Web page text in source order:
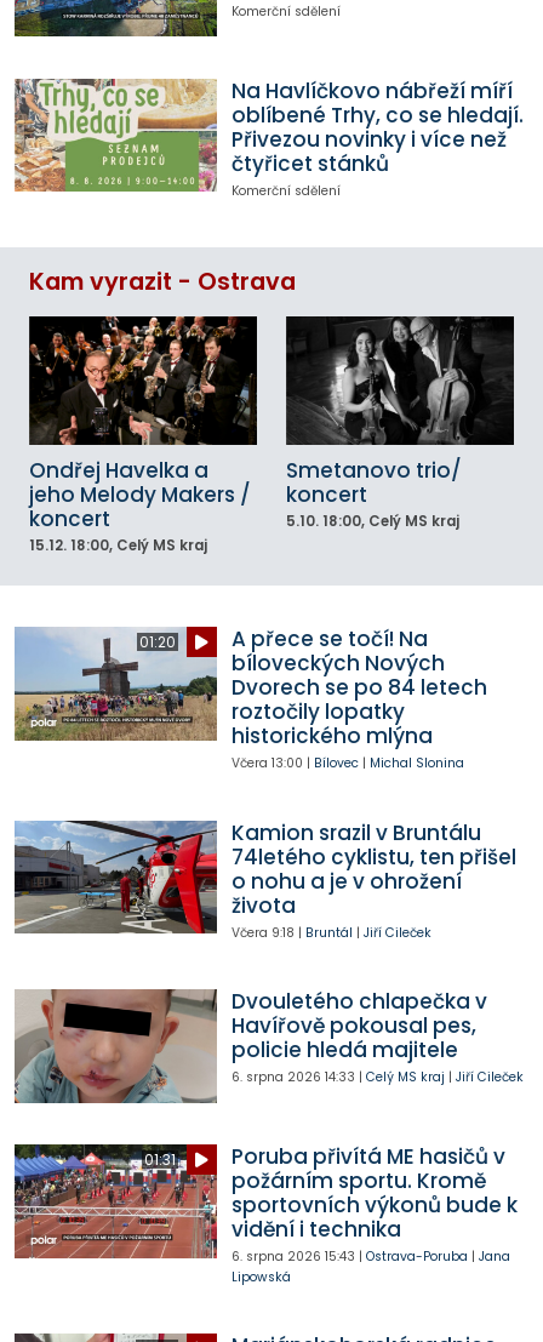
Komerční sdělení
Na Havlíčkovo nábřeží míří
oblíbené Trhy, co se hledají.
Přivezou novinky i více než
čtyřicet stánků
Komerční sdělení
Kam vyrazit - Ostrava
Ondřej Havelka a
jeho Melody Makers /
koncert
15.12. 18:00, Celý MS kraj
Smetanovo trio/
koncert
5.10. 18:00, Celý MS kraj
01:20
A přece se točí! Na
bíloveckých Nových
Dvorech se po 84 letech
roztočily lopatky
historického mlýna
Včera 13:00 | Bílovec| Michal Slonina
Kamion srazil v Bruntálu
74letého cyklistu, ten přišel
o nohu a je v ohrožení
života
Včera 9:18 | Bruntál | Jiří Cileček
Dvouletého chlapečka v
Havířově pokousal pes,
policie hledá majitele
6. srpna 2026 14:33 | Celý MS kraj | Jiří Cileček
01:31
Poruba přivítá ME hasičů v
požárním sportu. Kromě
sportovních výkonů bude k
vidění i technika
6. srpna 2026 15:43 | Ostrava-Poruba | Jana
Lipowská